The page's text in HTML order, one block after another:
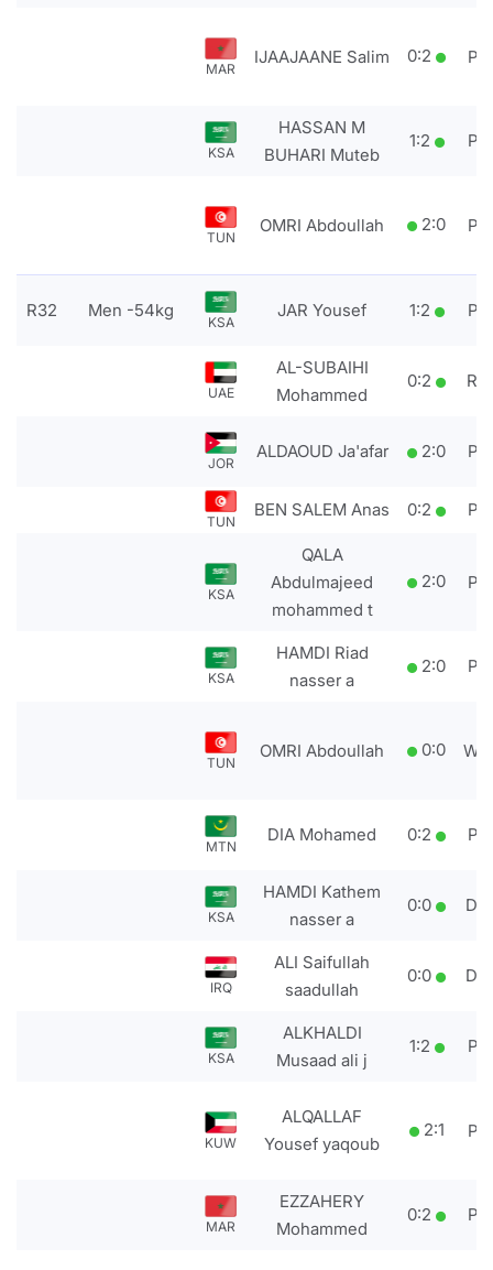
MAR
IJAAJAANE Salim 0:2
KSA
HASSAN M
BUHARI Muteb
1:2
TUN
OMRI Abdoullah 2:0
R32 Men -54kg
KSA
JAR Yousef 1:2
UAE
AL-SUBAIHI
Mohammed
0:2
JOR
ALDAOUD Ja'afar 2:0
TUN
BEN SALEM Anas 0:2
KSA
QALA
Abdulmajeed
mohammed t
2:0
KSA
HAMDI Riad
nasser a
2:0
TUN
OMRI Abdoullah 0:0
MTN
DIA Mohamed 0:2
KSA
HAMDI Kathem
nasser a
0:0
IRQ
ALI Saifullah
saadullah
0:0
KSA
ALKHALDI
Musaad ali j
1:2
KUW
ALQALLAF
Yousef yaqoub
2:1
MAR
EZZAHERY
Mohammed
0:2